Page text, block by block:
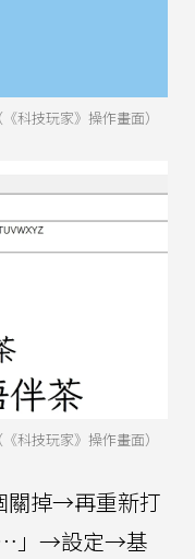
科技玩家》操作畫面）
科技玩家》操作畫面）
關掉→再重新打
…」→設定→基